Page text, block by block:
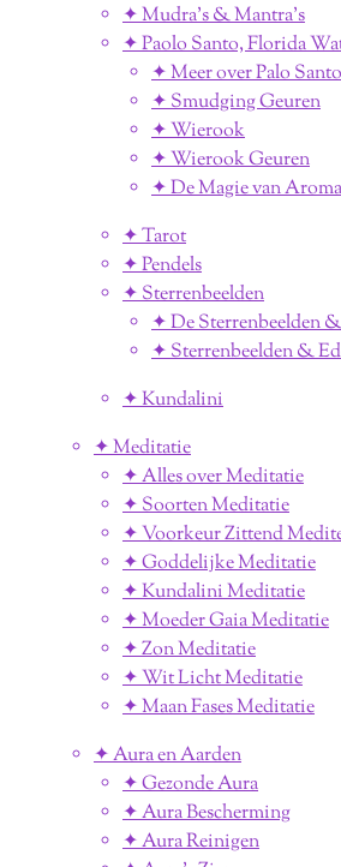
✦ Mudra's & Mantra's
✦ Paolo Santo, Florida
✦ Meer over Palo Santo
✦ Smudging Geuren
✦ Wierook
✦ Wierook Geuren
✦ De Magie van
✦ Tarot
✦ Pendels
✦ Sterrenbeelden
✦ De Sterrenbeelden
✦ Sterrenbeelden &
✦ Kundalini
✦ Meditatie
✦ Alles over Meditatie
✦ Soorten Meditatie
✦ Voorkeur Zittend
✦ Goddelijke Meditatie
✦ Kundalini Meditatie
✦ Moeder Gaia Meditatie
✦ Zon Meditatie
✦ Wit Licht Meditatie
✦ Maan Fases Meditatie
✦ Aura en Aarden
✦ Gezonde Aura
✦ Aura Bescherming
✦ Aura Reinigen